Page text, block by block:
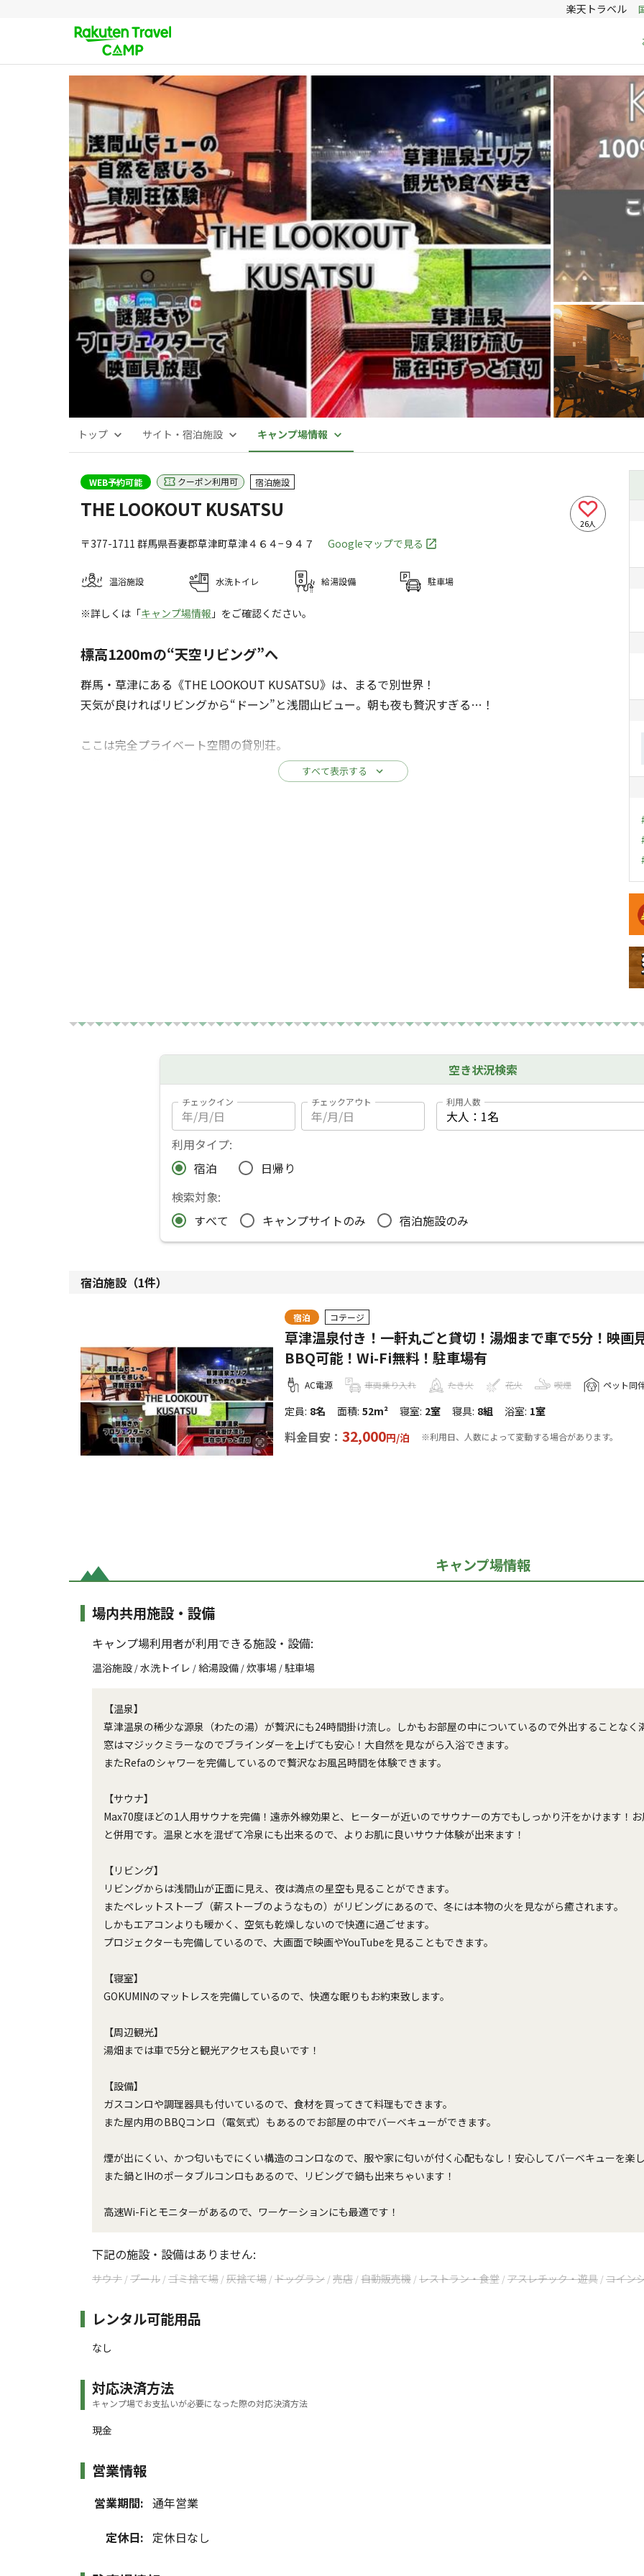
楽天トラベル
トップ サイト・宿泊施設 キャンプ場情報
WEB予約可能 クーポン利用可 宿泊施設
THE LOOKOUT KUSATSU
26人
〒377-1711 群馬県吾妻郡草津町草津４６４−９４７ Googleマップで見る
温浴施設 水洗トイレ 給湯設備 駐車場
※詳しくは「キャンプ場情報 」をご確認ください。
標高1200mの“天空リビング”へ
群馬・草津にある《THE LOOKOUT KUSATSU》は、まるで別世界！
天気が良ければリビングから“ドーン”と浅間山ビュー。朝も夜も贅沢すぎる…！
ここは完全プライベート空間の貸別荘。
一棟まるごと貸切だから、他のゲストに気をつかうことなく、家族や仲間とゆったり過ごせるのも魅
すべて表示する
キ
空き状況検索
チェックイン チェックアウト 利用人数
利用タイプ:
宿泊
日帰り
検索対象:
すべて
キャンプサイトのみ 宿泊施設のみ
宿泊施設（1件）
宿泊 コテージ
草津温泉付き！一軒丸ごと貸切！湯畑まで車で5分！映画
BBQ可能！Wi-Fi無料！駐車場有
AC電源 車両乗り入れ たき火 花火 喫煙 ペット同
定員: 8名 面積: 52m² 寝室: 2室 寝具: 8組 浴室: 1室
料金目安： 32,000円/泊 ※利用日、人数によって変動する場合があります。
キャンプ場情報
場内共用施設・設備
キャンプ場利用者が利用できる施設・設備:
温浴施設 /水洗トイレ /給湯設備 /炊事場 /駐車場
【温泉】
草津温泉の稀少な源泉（わたの湯）が贅沢にも24時間掛け流し。しかもお部屋の中についているので外出することな
窓はマジックミラーなのでブラインダーを上げても安心！大自然を見ながら入浴できます。
またRefaのシャワーを完備しているので贅沢なお風呂時間を体験できます。
【サウナ】
Max70度ほどの1人用サウナを完備！遠赤外線効果と、ヒーターが近いのでサウナーの方でもしっかり汗をかけます！
と併用です。温泉と水を混ぜて冷泉にも出来るので、よりお肌に良いサウナ体験が出来ます！
【リビング】
リビングからは浅間山が正面に見え、夜は満点の星空も見ることができます。
またペレットストーブ（薪ストーブのようなもの）がリビングにあるので、冬には本物の火を見ながら癒されます。
しかもエアコンよりも暖かく、空気も乾燥しないので快適に過ごせます。
プロジェクターも完備しているので、大画面で映画やYouTubeを見ることもできます。
【寝室】
GOKUMINのマットレスを完備しているので、快適な眠りもお約束致します。
【周辺観光】
湯畑までは車で5分と観光アクセスも良いです！
【設備】
ガスコンロや調理器具も付いているので、食材を買ってきて料理もできます。
また屋内用のBBQコンロ（電気式）もあるのでお部屋の中でバーベキューができます。
煙が出にくい、かつ匂いもでにくい構造のコンロなので、服や家に匂いが付く心配もなし！安心してバーベキューを楽
また鍋とIHのポータブルコンロもあるので、リビングで鍋も出来ちゃいます！
高速Wi-Fiとモニターがあるので、ワーケーションにも最適です！
下記の施設・設備はありません:
サウナ /プール /ゴミ捨て場 /灰捨て場 /ドッグラン /売店 /自動販売機 /レストラン・食堂 /アスレチック・遊具 /コイン
レンタル可能用品
なし
対応決済方法
キャンプ場でお支払いが必要になった際の対応決済方法
現金
営業情報
営業期間: 通年営業
定休日: 定休日なし